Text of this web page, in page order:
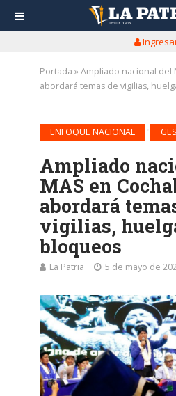
Portada »Ampliado nacional del
abordará temas de vigilias,
ENFOQUE NACIONAL
Ampliado
MAS en
abordará
vigilias,
bloqueos
La Patria 5 de mayo de